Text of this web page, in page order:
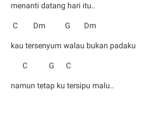
menanti datang hari itu..
C Dm G Dm
kau tersenyum walau bukan padaku
C G C
namun tetap ku tersipu malu..